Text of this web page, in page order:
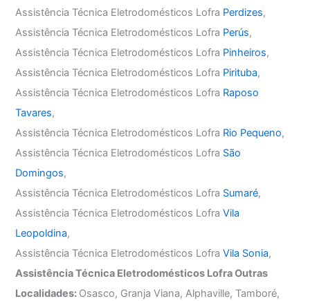
Assistência Técnica Eletrodomésticos Lofra Perdizes,
Assistência Técnica Eletrodomésticos Lofra Perús,
Assistência Técnica Eletrodomésticos Lofra Pinheiros,
Assistência Técnica Eletrodomésticos Lofra Pirituba,
Assistência Técnica Eletrodomésticos Lofra Raposo
Tavares,
Assistência Técnica Eletrodomésticos Lofra Rio Pequeno,
Assistência Técnica Eletrodomésticos Lofra São
Domingos,
Assistência Técnica Eletrodomésticos Lofra Sumaré,
Assistência Técnica Eletrodomésticos LofraVila
Leopoldina,
Assistência Técnica Eletrodomésticos LofraVila Sonia,
Assistência Técnica Eletrodomésticos Lofra Outras
Localidades: Osasco, Granja Viana, Alphaville, Tamboré,